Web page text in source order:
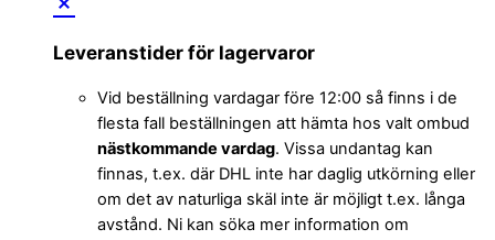
Leveranstider för lagervaror
Vid beställning vardagar före 12:00 så finns i de
flesta fall beställningen att hämta hos valt ombud
nästkommande vardag. Vissa undantag kan
finnas, t.ex. där DHL inte har daglig utkörning eller
om det av naturliga skäl inte är möjligt t.ex. långa
avstånd. Ni kan söka mer information om